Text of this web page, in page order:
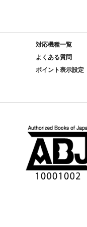
対応機種一覧
よくある質問
ポイント表示設定